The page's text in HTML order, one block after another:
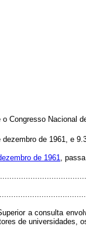
o Congresso Nacional
dezembro de 1961, e
de 1961,
a consulta
de